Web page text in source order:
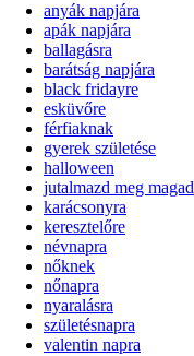
anyák napjára
apák napjára
ballagásra
barátság napjára
black fridayre
esküvőre
férfiaknak
gyerek születése
halloween
jutalmazd meg magad
karácsonyra
keresztelőre
névnapra
nőknek
nőnapra
nyaralásra
születésnapra
valentin napra